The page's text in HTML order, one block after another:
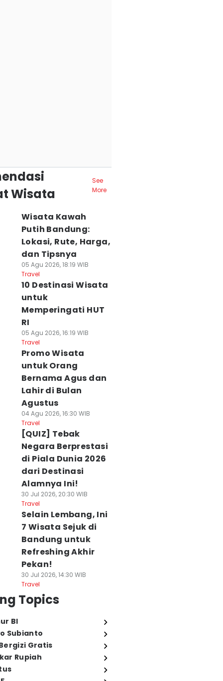
Kesan Joo Hye
pada Jin I Soo di
X Cop 2, Tengil
Tulus!
Agu 2026, 18:07 WIB
Kenapa Yeo Ri dan
Gang Uk Pura-
pura Tunangan di
09 Agu 2026, 18:06 WIB
Wisata
See
More
Wisata Kawah
Putih Bandung:
Lokasi, Rute, Harga,
dan Tipsnya
05 Agu 2026, 18:19 WIB
Travel
10 Destinasi Wisata
untuk
Memperingati HUT
RI
05 Agu 2026, 16:19 WIB
Travel
Promo Wisata
untuk Orang
Bernama Agus dan
Lahir di Bulan
Agustus
04 Agu 2026, 16:30 WIB
Travel
[QUIZ] Tebak
Negara Berprestasi
di Piala Dunia 2026
dari Destinasi
Alamnya Ini!
30 Jul 2026, 20:30 WIB
Travel
Selain Lembang, Ini
7 Wisata Sejuk di
Bandung untuk
Refreshing Akhir
Pekan!
30 Jul 2026, 14:30 WIB
Travel
Topics
BI
Subianto
Gratis
Rupiah